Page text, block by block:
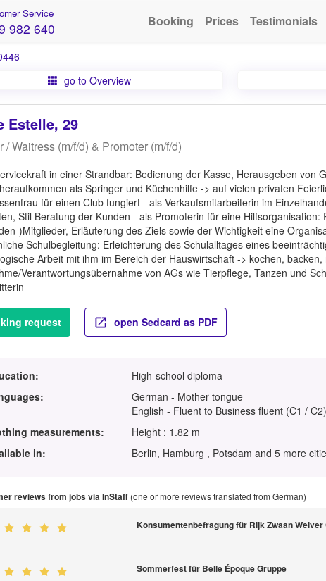
Service
982 640 Booking Prices Testimonials
go to Overview
Estelle, 29
/ Waitress (m/f/d) & Promoter (m/f/d)
in einer Strandbar: Bedienung der Kasse, Herausgeben von
als Springer und Küchenhilfe -> auf vielen privaten
für einen Club fungiert - als Verkaufsmitarbeiterin im
Stil Beratung der Kunden - als Promoterin für eine Hilfsorganisation:
)Mitglieder, Erläuterung des Ziels sowie der Wichtigkeit eine
Schulbegleitung: Erleichterung des Schulalltages eines
Arbeit mit ihm im Bereich der Hauswirtschaft -> kochen,
Verantwortungsübernahme von AGs wie Tierpflege, Tanzen und
request open Sedcard as PDF
High-school diploma
German - Mother tongue
English - Fluent to Business fluent (C1 / C2)
measurements:
Height : 1.82 m
in:
Berlin, Hamburg , Potsdam and 5 more
reviews from jobs via InStaff(one or more reviews translated from German)
Konsumentenbefragung für Rijk Zwaan Welver
Sommerfest für Belle Époque Gruppe